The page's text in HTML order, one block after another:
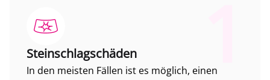
Steinschlagschäden
In den meisten Fällen ist es möglich, einen